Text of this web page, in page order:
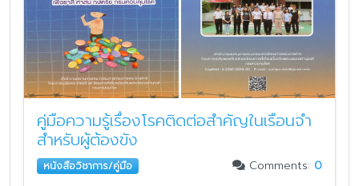
คู่มือความรู้เรื่องโรคติดต่อสำคัญในเรือนจำ
สำหรับผู้ต้องขัง
หนังสือวิชาการ/คู่มือ Comments: 0